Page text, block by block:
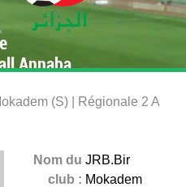
Annaba
(S) | Régionale 2 A
Nom du
club :
JRB.Bir
Mokadem